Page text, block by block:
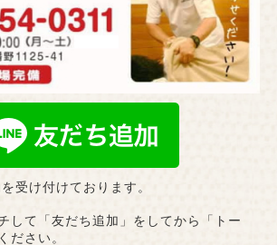
受け付けております。
して「友だち追加」をしてから「トー
ださい。